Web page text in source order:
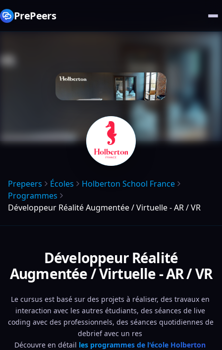
PrePeers
Prepeers Écoles
Holberton School France
Programmes
Développeur Réalité Augmentée / Virtuelle - AR / VR
Développeur Réalité
Augmentée / Virtuelle - AR / VR
Le cursus est basé sur des projets à réaliser, des travaux en
interaction avec les autres étudiants, des séances de live
coding avec des professionnels, des séances quotidiennes de
debrief avec un res
Découvre en détail les programmes de l'école Holberton